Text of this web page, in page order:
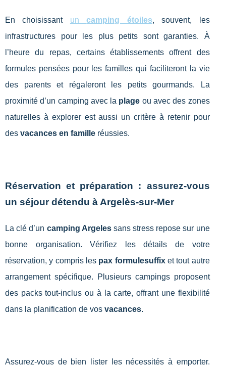
En choisissant uncamping étoiles, souvent, les
infrastructures pour les plus petits sont garanties. À
l’heure du repas, certains établissements offrent des
formules pensées pour les familles qui faciliteront la vie
des parents et régaleront les petits gourmands. La
proximité d’un camping avec la plage ou avec des zones
naturelles à explorer est aussi un critère à retenir pour
des vacances en famille réussies.
Réservation et préparation : assurez-vous
un séjour détendu à Argelès-sur-Mer
La clé d’un camping Argelessans stress repose sur une
bonne organisation. Vérifiez les détails de votre
réservation, y compris les pax formulesuffixet tout autre
arrangement spécifique. Plusieurs campings proposent
des packs tout-inclus ou à la carte, offrant une flexibilité
dans la planification de vos vacances.
Assurez-vous de bien lister les nécessités à emporter.